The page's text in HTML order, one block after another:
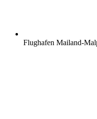
Flughafen Mailand-